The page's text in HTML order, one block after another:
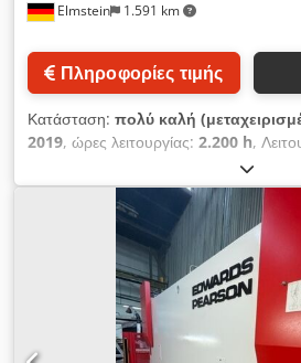
Elmstein 1.591 km
Πληροφορίες τιμής
Κατάσταση: πολύ καλή
2019, ώρες λειτουργίας: 2.200 h,
90 kW (122,37
μπρικέτες Ruf RB 1500 Έτος
αρχικές ώρες λειτουργίας
Συμπεριλαμβανομένου σιλό
Συμπεριλαμβανομένης απορρόφησης /
σκόνης Alko Πολύ καλή κατάσταση
Διαστάσεις μπρικέτας περίπου 27 x
περίπου 900 κιλά ανά ώρα Ισχύς